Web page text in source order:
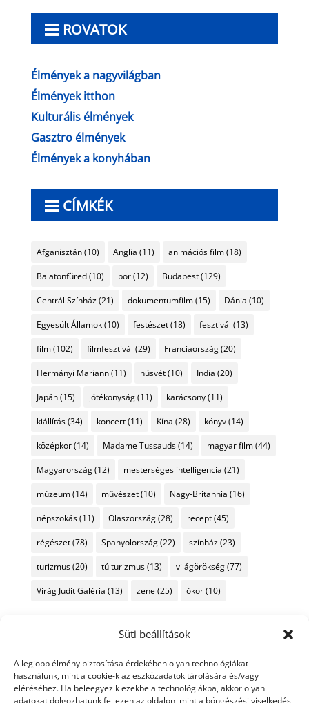
Süti beállítások
A legjobb élmény biztosítása érdekében olyan technológiákat
használunk, mint a cookie-k az eszközadatok tárolására és/vagy
eléréséhez. Ha beleegyezik ezekbe a technológiákba, akkor olyan
adatokat dolgozhatunk fel ezen az oldalon, mint a böngészési viselkedés
ROVATOK
Élmények a nagyvilágban
Élmények itthon
Kulturális élmények
Gasztro élmények
Élmények a konyhában
CÍMKÉK
Afganisztán(10) Anglia (11) animációs film(18)
Balatonfüred(10) bor(12) Budapest(129)
Centrál Színház(21) dokumentumfilm(15) Dánia (10)
Egyesült Államok(10) festészet(18) fesztivál (13)
film(102) filmfesztivál (29) Franciaország(20)
Hermányi Mariann(11) húsvét(10) India (20)
Japán(15) jótékonyság(11) karácsony(11)
kiállítás(34) koncert(11) Kína (28) könyv(14)
középkor(14) Madame Tussauds(14) magyar film(44)
Magyarország(12) mesterséges intelligencia (21)
múzeum(14) művészet(10) Nagy-Britannia (16)
népszokás(11) Olaszország(28) recept(45)
régészet(78) Spanyolország(22) színház(23)
turizmus(20) túlturizmus(13) világörökség(77)
Virág Judit Galéria (13) zene (25) ókor(10)